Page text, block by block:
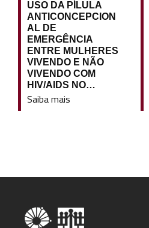
USO DA PÍLULA
ANTICONCEPCION
AL DE
EMERGÊNCIA
ENTRE MULHERES
VIVENDO E NÃO
VIVENDO COM
HIV/AIDS NO…
Saiba mais